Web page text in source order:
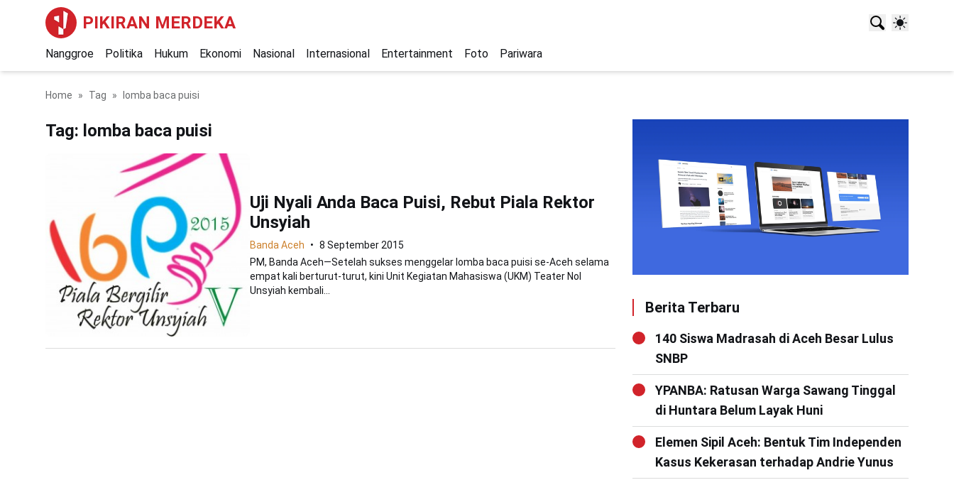
PIKIRAN MERDEKA
Nanggroe Politika Hukum Ekonomi Nasional Internasional Entertainment Foto Pariwara
Home Tag lomba baca puisi
Tag: lomba baca puisi
Uji Nyali Anda Baca Puisi, Rebut Piala Rektor
Unsyiah
Banda Aceh
8 September 2015
PM, Banda Aceh—Setelah sukses menggelar lomba baca puisi se-Aceh selama
empat kali berturut-turut, kini Unit Kegiatan Mahasiswa (UKM) Teater Nol
Unsyiah kembali...
Berita Terbaru
140 Siswa Madrasah di Aceh Besar Lulus
SNBP
YPANBA: Ratusan Warga Sawang Tinggal
di Huntara Belum Layak Huni
Elemen Sipil Aceh: Bentuk Tim Independen
Kasus Kekerasan terhadap Andrie Yunus